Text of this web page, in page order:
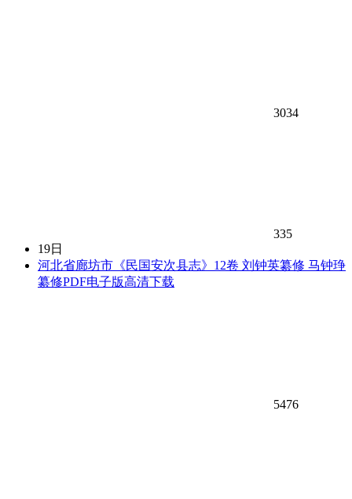
3034
335
19日
河北省廊坊市《民国安次县志》12卷 刘钟英纂修 马钟琤
纂修PDF电子版高清下载
5476